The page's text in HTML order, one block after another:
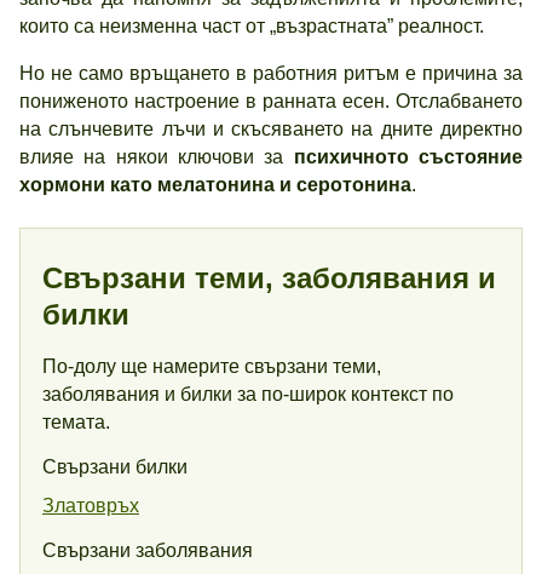
които са неизменна част от „възрастната” реалност.
Но не само връщането в работния ритъм е причина за
пониженото настроение в ранната есен. Отслабването
на слънчевите лъчи и скъсяването на дните директно
влияе на някои ключови за психичното състояние
хормони като мелатонина и серотонина.
Свързани теми, заболявания и
билки
По-долу ще намерите свързани теми,
заболявания и билки за по-широк контекст по
темата.
Свързани билки
Златовръх
Свързани заболявания